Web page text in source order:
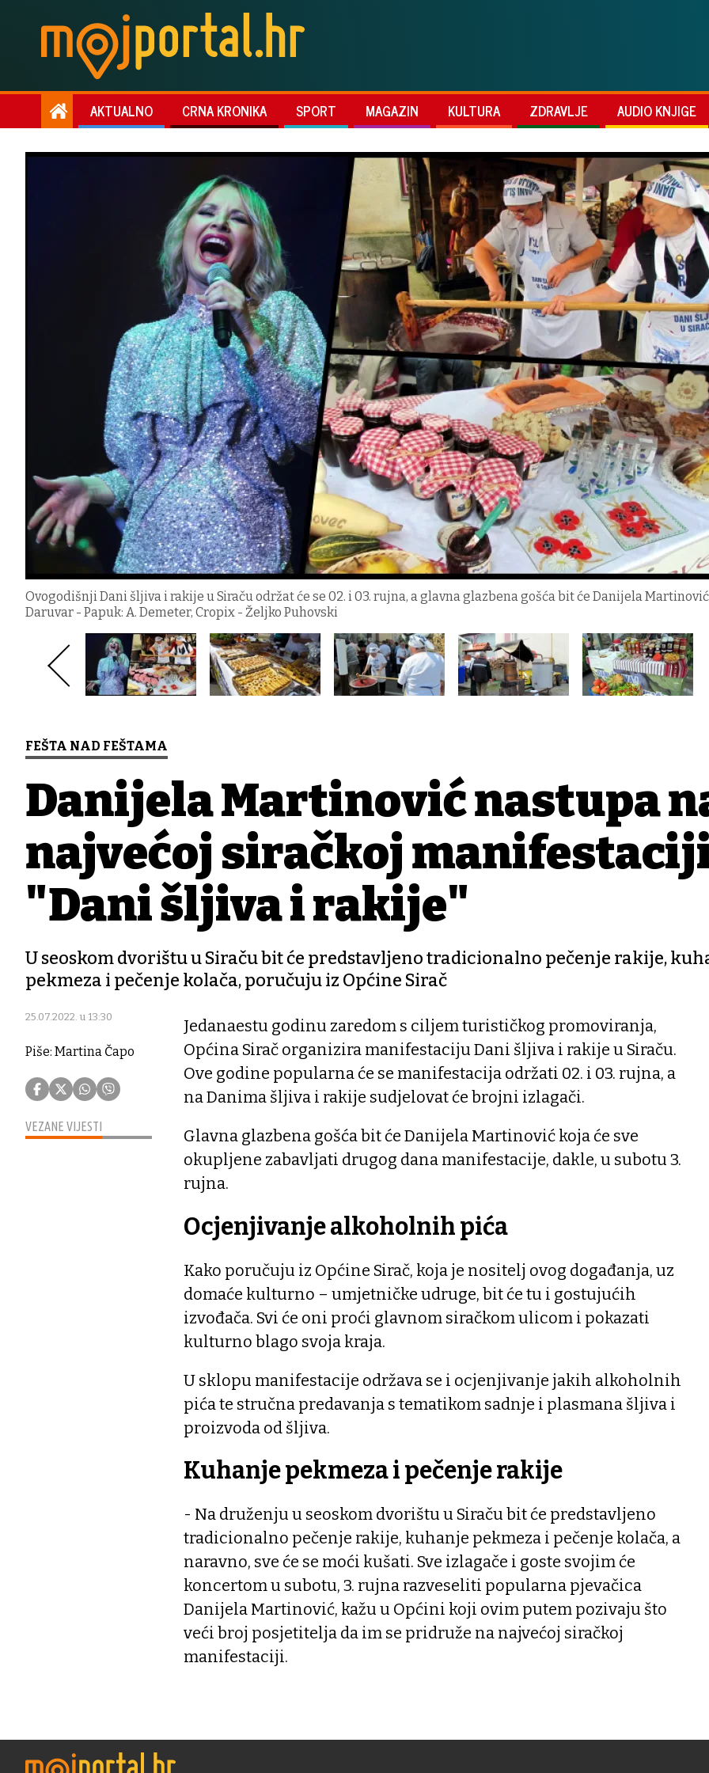
AKTUALNO CRNA KRONIKA SPORT MAGAZIN KULTURA ZDRAVLJE AUDIO KNJIGE
Ovogodišnji Dani šljiva i rakije u Siraču održat će se 02. i 03. rujna, a glavna glazbena gošća bit će Danijela
Daruvar - Papuk: A. Demeter, Cropix - Željko Puhovski
FEŠTA NAD FEŠTAMA
Danijela Martinović nastupa
najvećoj siračkoj
"Dani šljiva i rakije"
U seoskom dvorištu u Siraču bit će predstavljeno tradicionalno pečenje rakije,
pekmeza i pečenje kolača, poručuju iz Općine Sirač
25.07.2022. u 13:30
Piše: Martina Čapo
VEZANE VIJESTI
Jedanaestu godinu zaredom s ciljem turističkog promoviranja,
Općina Sirač organizira manifestaciju Dani šljiva i rakije u Siraču.
Ove godine popularna će se manifestacija održati 02. i 03. rujna, a
na Danima šljiva i rakije sudjelovat će brojni izlagači.
Glavna glazbena gošća bit će Danijela Martinović koja će sve
okupljene zabavljati drugog dana manifestacije, dakle, u subotu 3.
rujna.
Ocjenjivanje alkoholnih pića
Kako poručuju iz Općine Sirač, koja je nositelj ovog događanja, uz
domaće kulturno – umjetničke udruge, bit će tu i gostujućih
izvođača. Svi će oni proći glavnom siračkom ulicom i pokazati
kulturno blago svoja kraja.
U sklopu manifestacije održava se i ocjenjivanje jakih alkoholnih
pića te stručna predavanja s tematikom sadnje i plasmana šljiva i
proizvoda od šljiva.
Kuhanje pekmeza i pečenje rakije
- Na druženju u seoskom dvorištu u Siraču bit će predstavljeno
tradicionalno pečenje rakije, kuhanje pekmeza i pečenje kolača, a
naravno, sve će se moći kušati. Sve izlagače i goste svojim će
koncertom u subotu, 3. rujna razveseliti popularna pjevačica
Danijela Martinović, kažu u Općini koji ovim putem pozivaju što
veći broj posjetitelja da im se pridruže na najvećoj siračkoj
manifestaciji.